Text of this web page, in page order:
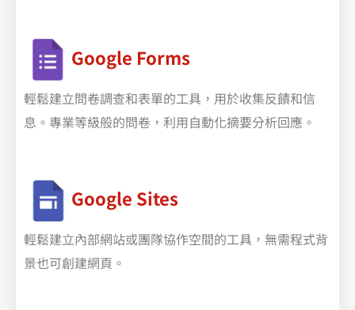
Google Forms
輕鬆建立問卷調查和表單的工具，用於收集反饋和信
息。專業等級般的問卷，利用自動化摘要分析回應。
Google Sites
輕鬆建立內部網站或團隊協作空間的工具，無需程式背
景也可創建網頁。